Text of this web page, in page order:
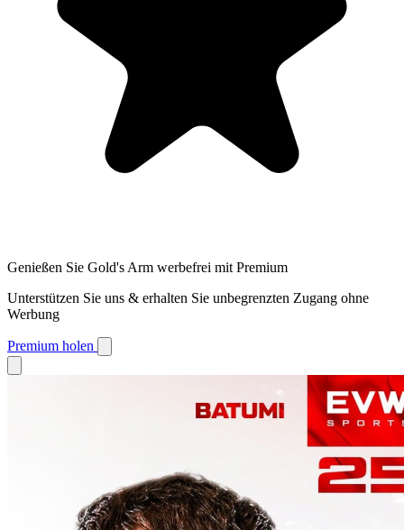
Genießen Sie Gold's Arm werbefrei mit Premium
Unterstützen Sie uns & erhalten Sie unbegrenzten Zugang ohne
Werbung
Premium holen